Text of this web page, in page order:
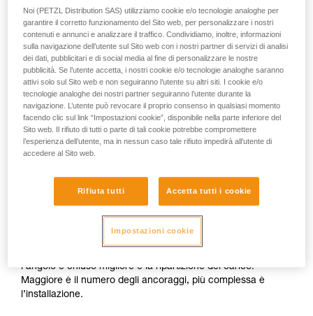
Ripartizione delle sollecitazioni: moltiplicare gli
ancoraggi non è sufficiente
ciascuno una parte uguale delle sollecitazioni. Se un
l’angolo è chiuso migliore è la ripartizione del carico.
Maggiore è il numero degli ancoraggi, più complessa è
l’installazione.
Noi (PETZL Distribution SAS) utilizziamo cookie e/o tecnologie analoghe per
garantire il corretto funzionamento del Sito web, per personalizzare i nostri
contenuti e annunci e analizzare il traffico. Condividiamo, inoltre, informazioni
sulla navigazione dell’utente sul Sito web con i nostri partner di servizi di analisi
dei dati, pubblicitari e di social media al fine di personalizzare le nostre
pubblicità. Se l’utente accetta, i nostri cookie e/o tecnologie analoghe saranno
attivi solo sul Sito web e non seguiranno l’utente su altri siti. I cookie e/o
tecnologie analoghe dei nostri partner seguiranno l’utente durante la
navigazione. L’utente può revocare il proprio consenso in qualsiasi momento
facendo clic sul link “Impostazioni cookie”, disponibile nella parte inferiore del
Sito web. Il rifiuto di tutti o parte di tali cookie potrebbe compromettere
l’esperienza dell’utente, ma in nessun caso tale rifiuto impedirà all’utente di
accedere al Sito web.
Rifiuta tutti Accetta tutti i cookie
Impostazioni cookie